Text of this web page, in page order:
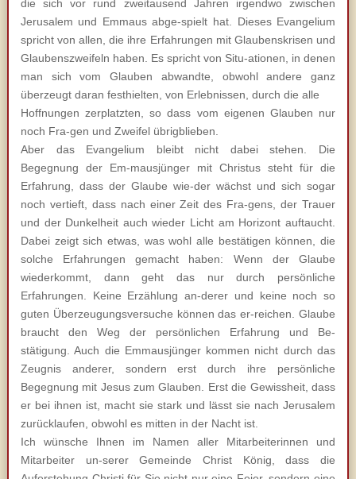
die sich vor rund zweitausend Jahren irgendwo zwischen
Jerusalem und Emmaus abge-spielt hat. Dieses Evangelium
spricht von allen, die ihre Erfahrungen mit Glaubenskrisen und
Glaubenszweifeln haben. Es spricht von Situ-ationen, in denen
man sich vom Glauben abwandte, obwohl andere ganz
überzeugt daran festhielten, von Erlebnissen, durch die alle
Hoffnungen zerplatzten, so dass vom eigenen Glauben nur
noch Fra-gen und Zweifel übrigblieben.
Aber das Evangelium bleibt nicht dabei stehen. Die
Begegnung der Em-mausjünger mit Christus steht für die
Erfahrung, dass der Glaube wie-der wächst und sich sogar
noch vertieft, dass nach einer Zeit des Fra-gens, der Trauer
und der Dunkelheit auch wieder Licht am Horizont auftaucht.
Dabei zeigt sich etwas, was wohl alle bestätigen können, die
solche Erfahrungen gemacht haben: Wenn der Glaube
wiederkommt, dann geht das nur durch persönliche
Erfahrungen. Keine Erzählung an-derer und keine noch so
guten Überzeugungsversuche können das er-reichen. Glaube
braucht den Weg der persönlichen Erfahrung und Be-
stätigung. Auch die Emmausjünger kommen nicht durch das
Zeugnis anderer, sondern erst durch ihre persönliche
Begegnung mit Jesus zum Glauben. Erst die Gewissheit, dass
er bei ihnen ist, macht sie stark und lässt sie nach Jerusalem
zurücklaufen, obwohl es mitten in der Nacht ist.
Ich wünsche Ihnen im Namen aller Mitarbeiterinnen und
Mitarbeiter un-serer Gemeinde Christ König, dass die